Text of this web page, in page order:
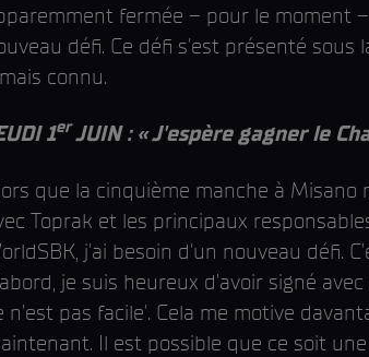
fermée – pour le moment
défi. Ce défi s'est présenté
connu.
1erJUIN : « J'espère gagner le
que la cinquième manche à
Toprak et les principaux
j'ai besoin d'un nouveau défi.
je suis heureux d’avoir signé
n’est pas facile'. Cela me motive
Il est possible que ce soit